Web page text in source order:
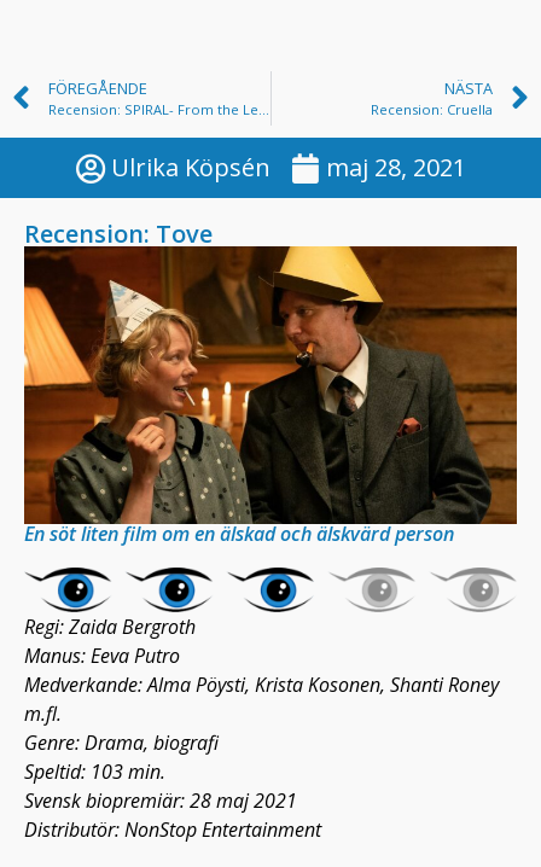
FÖREGÅENDE
Recension: SPIRAL- From the Legacy of Saw
NÄSTA
Recension: Cruella
Ulrika Köpsén maj 28, 2021
Recension: Tove
En söt liten film om en älskad och älskvärd person
Regi: Zaida Bergroth
Manus: Eeva Putro
Medverkande: Alma Pöysti, Krista Kosonen, Shanti Roney
m.fl.
Genre: Drama, biografi
Speltid: 103 min.
Svensk biopremiär: 28 maj 2021
Distributör: NonStop Entertainment